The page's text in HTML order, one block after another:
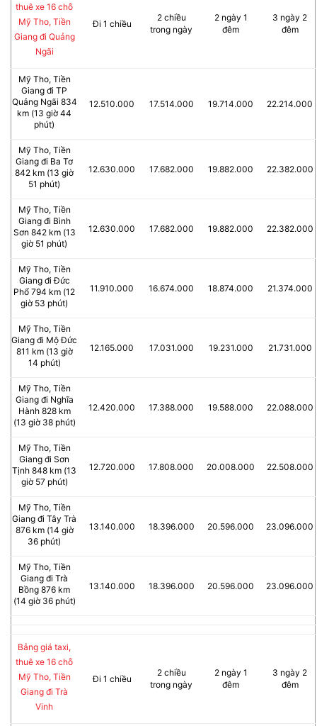
thuê xe 16 chỗ
Mỹ Tho, Tiền
Giang đi Quảng
Ngãi
Đi 1 chiều
2 chiều
trong ngày
2 ngày 1
đêm
3 ngày 2
đêm
Mỹ Tho, Tiền
Giang đi TP
Quảng Ngãi 834
km (13 giờ 44
phút)
12.510.000 17.514.000 19.714.000 22.214.000
Mỹ Tho, Tiền
Giang đi Ba Tơ
842 km (13 giờ
51 phút)
12.630.000 17.682.000 19.882.000 22.382.000
Mỹ Tho, Tiền
Giang đi Bình
Sơn 842 km (13
giờ 51 phút)
12.630.000 17.682.000 19.882.000 22.382.000
Mỹ Tho, Tiền
Giang đi Đức
Phổ 794 km (12
giờ 53 phút)
11.910.000 16.674.000 18.874.000 21.374.000
Mỹ Tho, Tiền
Giang đi Mộ Đức
811 km (13 giờ
14 phút)
12.165.000 17.031.000 19.231.000 21.731.000
Mỹ Tho, Tiền
Giang đi Nghĩa
Hành 828 km
(13 giờ 38 phút)
12.420.000 17.388.000 19.588.000 22.088.000
Mỹ Tho, Tiền
Giang đi Sơn
Tịnh 848 km (13
giờ 57 phút)
12.720.000 17.808.000 20.008.000 22.508.000
Mỹ Tho, Tiền
Giang đi Tây Trà
876 km (14 giờ
36 phút)
13.140.000 18.396.000 20.596.000 23.096.000
Mỹ Tho, Tiền
Giang đi Trà
Bồng 876 km
(14 giờ 36 phút)
13.140.000 18.396.000 20.596.000 23.096.000
Bảng giá taxi,
thuê xe 16 chỗ
Mỹ Tho, Tiền
Giang đi Trà
Vinh
Đi 1 chiều
2 chiều
trong ngày
2 ngày 1
đêm
3 ngày 2
đêm